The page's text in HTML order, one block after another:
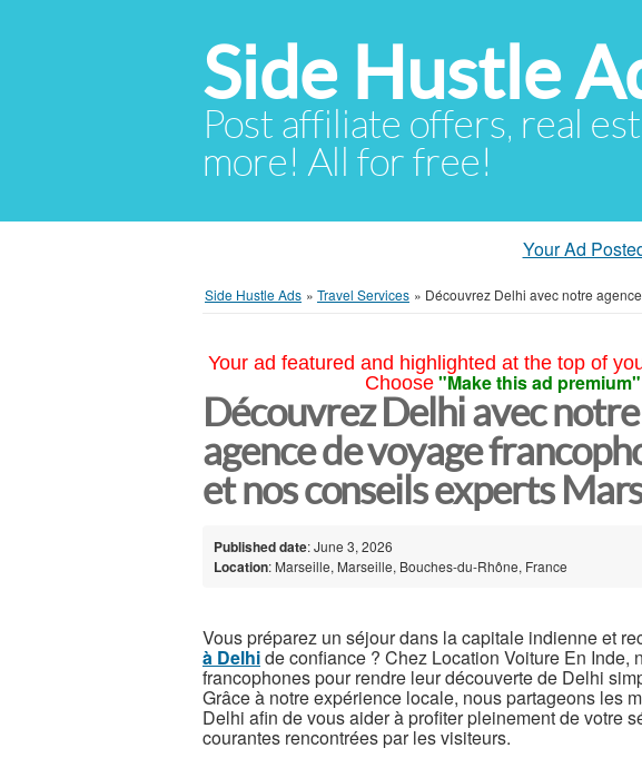
Side Hustle
Post affiliate offers, real
more! All for free!
Your Ad
Side Hustle Ads » Travel Services » Découvrez Delhi avec notre
Your ad featured and highlighted at the top of
Choose "Make this ad premium"
Découvrez Delhi avec notre
agence de voyage
et nos conseils experts
Published date: June 3, 2026
Location: Marseille, Marseille, Bouches-du-Rhône, France
Vous préparez un séjour dans la capitale indienne et
à Delhide confiance ? Chez Location Voiture En Inde,
francophones pour rendre leur découverte de Delhi
Grâce à notre expérience locale, nous partageons les
Delhi afin de vous aider à profiter pleinement de votre
courantes rencontrées par les visiteurs.